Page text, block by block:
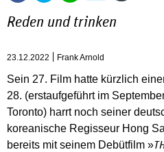
Reden und trinken
23.12.2022 Frank Arnold
Sein 27. Film hatte kürzlich
28. (erstaufgeführt im
Toronto) harrt noch seiner
koreanische Regisseur Hong
bereits mit seinem Debütfilm »